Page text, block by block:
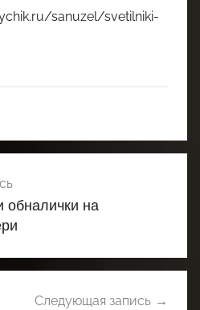
sanuzel/svetilniki-
обналички на
Следующая запись